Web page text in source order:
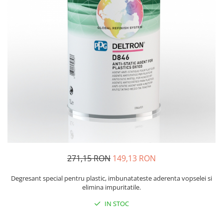
Pahare de amestec
271,15 RON 149,13 RON
Degresant special pentru plastic, imbunatateste aderenta vopselei si
elimina impuritatile.
IN STOC